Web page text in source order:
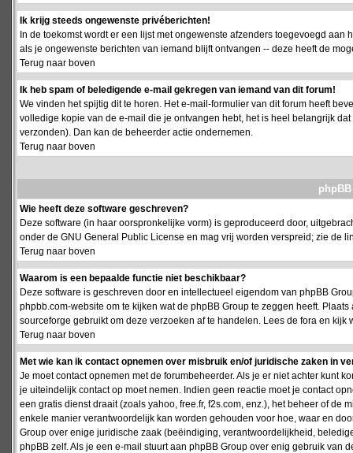
Ik krijg steeds ongewenste privéberichten!
In de toekomst wordt er een lijst met ongewenste afzenders toegevoegd
als je ongewenste berichten van iemand blijft ontvangen -- deze heeft de
Terug naar boven
Ik heb spam of beledigende e-mail gekregen van iemand van dit forum!
We vinden het spijtig dit te horen. Het e-mail-formulier van dit forum heeft
volledige kopie van de e-mail die je ontvangen hebt, het is heel belangrijk
verzonden). Dan kan de beheerder actie ondernemen.
Terug naar boven
Wie heeft deze software geschreven?
Deze software (in haar oorspronkelijke vorm) is geproduceerd door,
onder de GNU General Public License en mag vrij worden verspreid; zie de
Terug naar boven
Waarom is een bepaalde functie niet beschikbaar?
Deze software is geschreven door en intellectueel eigendom van phpBB
phpbb.com-website om te kijken wat de phpBB Group te zeggen heeft.
sourceforge gebruikt om deze verzoeken af te handelen. Lees de fora en
Terug naar boven
Met wie kan ik contact opnemen over misbruik en/of juridische zaken in
Je moet contact opnemen met de forumbeheerder. Als je er niet achter kunt
je uiteindelijk contact op moet nemen. Indien geen reactie moet je contact
een gratis dienst draait (zoals yahoo, free.fr, f2s.com, enz.), het beheer of
enkele manier verantwoordelijk kan worden gehouden voor hoe, waar en
Group over enige juridische zaak (beëindiging, verantwoordelijkheid,
phpBB zelf. Als je een e-mail stuurt aan phpBB Group over enig gebruik